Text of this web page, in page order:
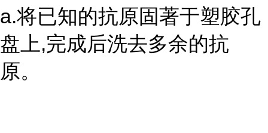
a.将已知的抗原固著于塑胶孔
盘上,完成后洗去多余的抗
原。